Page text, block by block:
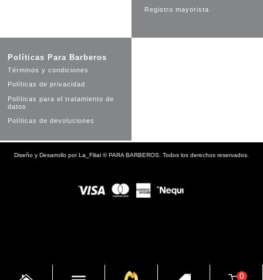
Registro mayorista
Políticas Para Barberos
Términos y condiciones
Políticas de privacidad
Políticas para el tratamiento de
datos
Políticas de devoluciones
Diseño y Desarrollo porLa_Filial ©PARA BARBEROS. Todos los derechos reservados.
0